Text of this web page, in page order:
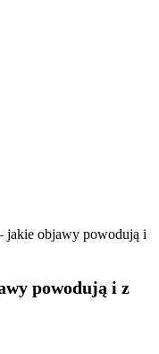
jakie objawy powodują i
powodują i z